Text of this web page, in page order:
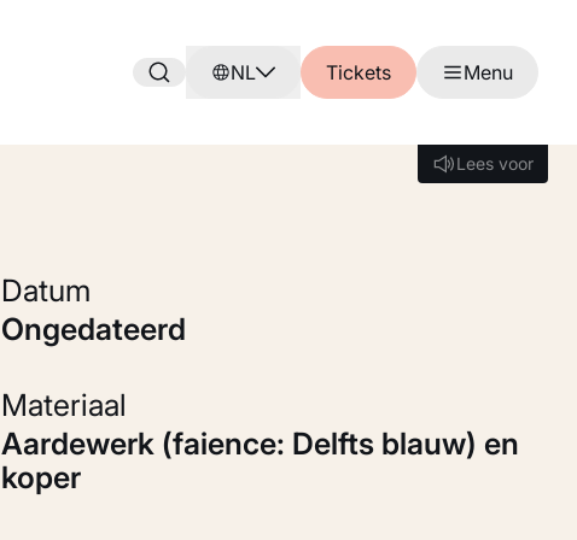
NL Tickets Menu
Lees voor
Lees voor
Datum
ongedateerd
Materiaal
Aardewerk (faience: Delfts blauw) en
koper